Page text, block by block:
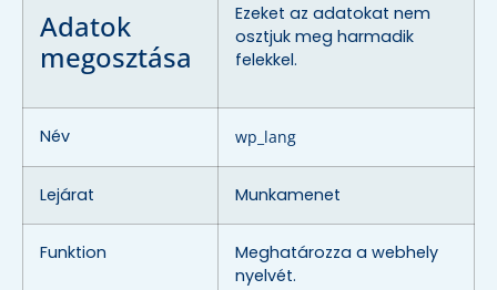
Adatok
megosztása
Ezeket az adatokat nem
osztjuk meg harmadik
felekkel.
Név wp_lang
Lejárat Munkamenet
Funktion
Meghatározza a webhely
nyelvét.